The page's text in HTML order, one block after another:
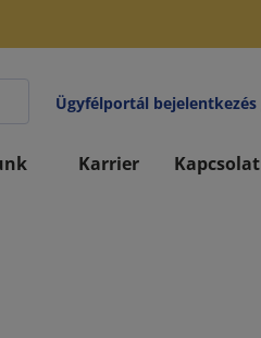
Ügyfélportál bejelentkezés
Karrier Kapcsolat